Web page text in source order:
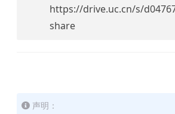
https://drive.uc.cn/s/
share
声明：